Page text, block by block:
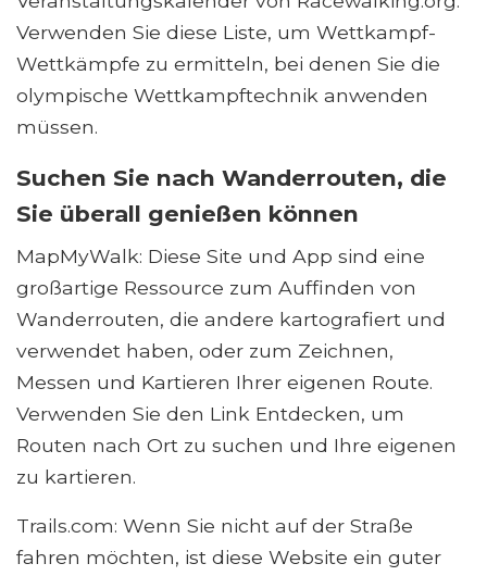
Verwenden Sie diese Liste, um Wettkampf-
Wettkämpfe zu ermitteln, bei denen Sie die
olympische Wettkampftechnik anwenden
müssen.
Suchen Sie nach Wanderrouten, die
Sie überall genießen können
MapMyWalk: Diese Site und App sind eine
großartige Ressource zum Auffinden von
Wanderrouten, die andere kartografiert und
verwendet haben, oder zum Zeichnen,
Messen und Kartieren Ihrer eigenen Route.
Verwenden Sie den Link Entdecken, um
Routen nach Ort zu suchen und Ihre eigenen
zu kartieren.
Trails.com: Wenn Sie nicht auf der Straße
fahren möchten, ist diese Website ein guter